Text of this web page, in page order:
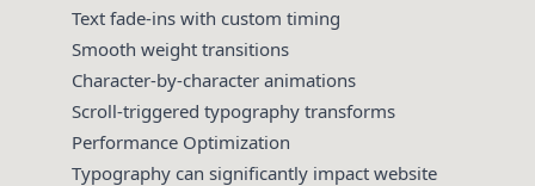
Text fade-ins with custom timing
Smooth weight transitions
Character-by-character animations
Scroll-triggered typography transforms
Performance Optimization
Typography can significantly impact website